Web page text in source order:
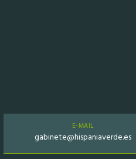
E-MAIL
gabinete@hispaniaverde.es